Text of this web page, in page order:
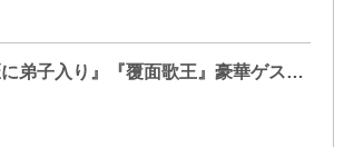
『イ・スンギのチプサ​ブイルチェ～師匠に弟子入り』『覆面歌王』​豪華ゲスト続々登場！